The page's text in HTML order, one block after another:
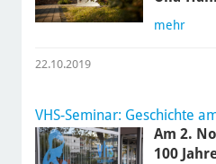
mehr
22.10.2019
VHS-Seminar: Geschichte
Am 2.
100